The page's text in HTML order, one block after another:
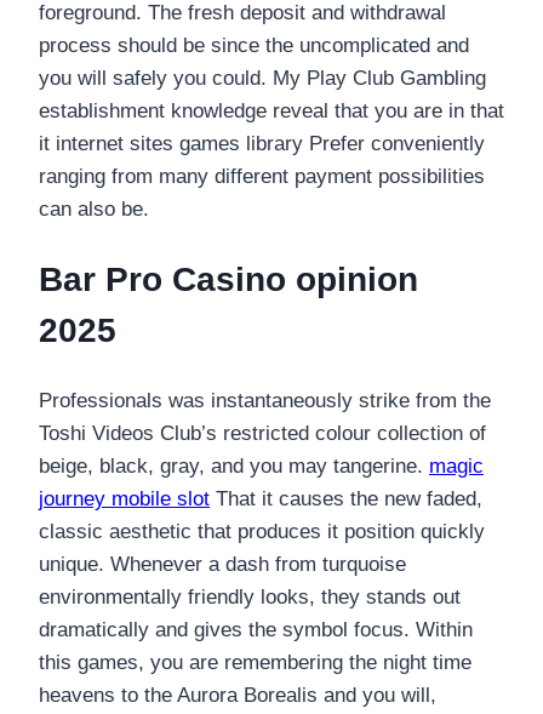
foreground. The fresh deposit and withdrawal
process should be since the uncomplicated and
you will safely you could. My Play Club Gambling
establishment knowledge reveal that you are in that
it internet sites games library Prefer conveniently
ranging from many different payment possibilities
can also be.
Bar Pro Casino opinion
2025
Professionals was instantaneously strike from the
Toshi Videos Club’s restricted colour collection of
beige, black, gray, and you may tangerine. magic
journey mobile slot That it causes the new faded,
classic aesthetic that produces it position quickly
unique. Whenever a dash from turquoise
environmentally friendly looks, they stands out
dramatically and gives the symbol focus. Within
this games, you are remembering the night time
heavens to the Aurora Borealis and you will,